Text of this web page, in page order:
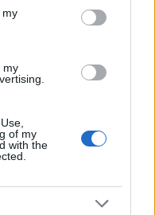
my
my
of my
with the
σε